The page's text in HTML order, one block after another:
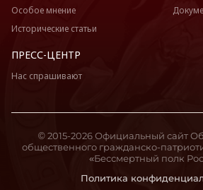
Особое мнение
Исторические статьи
ПРЕСС-ЦЕНТР
Нас спрашивают
Политика
© 2015-2026 Официальный сайт
общественного гражданско-
«Бессмертный полк